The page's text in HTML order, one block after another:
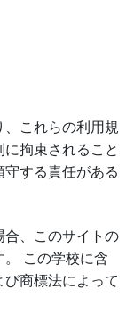
これらの利用規
拘束されること
する責任がある
合、このサイトの
この学校に含
商標法によって